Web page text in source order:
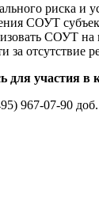
риска и
СОУТ
СОУТ на
за отсутствие
для участия в
967-07-90